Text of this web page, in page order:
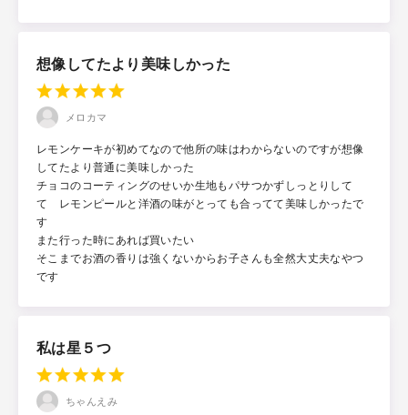
想像してたより美味しかった
メロカマ
レモンケーキが初めてなので他所の味はわからないのですが想像
してたより普通に美味しかった
チョコのコーティングのせいか生地もパサつかずしっとりして
て レモンピールと洋酒の味がとっても合ってて美味しかったで
す
また行った時にあれば買いたい
そこまでお酒の香りは強くないからお子さんも全然大丈夫なやつ
です
私は星５つ
ちゃんえみ